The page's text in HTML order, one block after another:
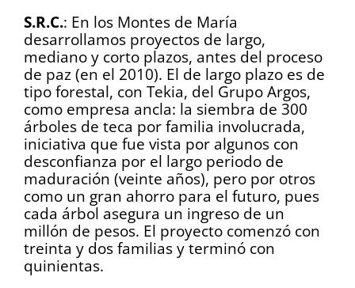
S.R.C.: En los Montes de María
desarrollamos proyectos de largo,
mediano y corto plazos, antes del proceso
de paz (en el 2010). El de largo plazo es de
tipo forestal, con Tekia, del Grupo Argos,
como empresa ancla: la siembra de 300
árboles de teca por familia involucrada,
iniciativa que fue vista por algunos con
desconfianza por el largo periodo de
maduración (veinte años), pero por otros
como un gran ahorro para el futuro, pues
cada árbol asegura un ingreso de un
millón de pesos. El proyecto comenzó con
treinta y dos familias y terminó con
quinientas.